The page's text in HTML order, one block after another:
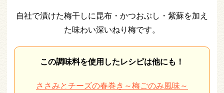
自社で漬けた梅干しに昆布・かつおぶし・紫蘇を加え
た味わい深いねり梅です。
この調味料を使用したレシピは他にも！
ささみとチーズの春巻き～梅ごのみ風味～